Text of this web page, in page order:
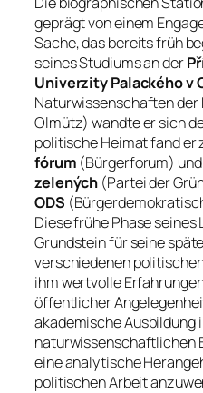
geprägt von einem
Sache, das bereits früh
seines Studiums an der
Univerzity Palackého v
Naturwissenschaften
Olmütz) wandte er sich
politische Heimat fand
fórum (Bürgerforum)
zelených (Partei der
ODS
Diese frühe Phase seines
Grundstein für seine
verschiedenen
ihm wertvolle
öffentlicher
akademische Ausbildung
naturwissenschaftlichen
eine analytische
politischen Arbeit